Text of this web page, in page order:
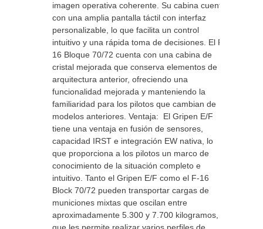
imagen operativa coherente. Su cabina cuenta
con una amplia pantalla táctil con interfaz
personalizable, lo que facilita un control
intuitivo y una rápida toma de decisiones. El F-
16 Bloque 70/72 cuenta con una cabina de
cristal mejorada que conserva elementos de su
arquitectura anterior, ofreciendo una
funcionalidad mejorada y manteniendo la
familiaridad para los pilotos que cambian de
modelos anteriores. Ventaja: El Gripen E/F
tiene una ventaja en fusión de sensores,
capacidad IRST e integración EW nativa, lo
que proporciona a los pilotos un marco de
conocimiento de la situación completo e
intuitivo. Tanto el Gripen E/F como el F-16
Block 70/72 pueden transportar cargas de
municiones mixtas que oscilan entre
aproximadamente 5.300 y 7.700 kilogramos, lo